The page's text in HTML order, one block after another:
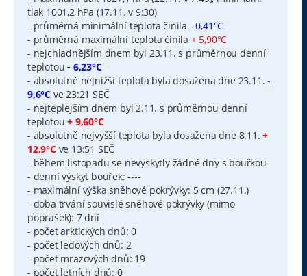
tlak 1001,2 hPa (17.11. v 9:30)
- průměrná minimální teplota činila - 0,41°C
- průměrná maximální teplota činila + 5,90°C
- nejchladnějším dnem byl 23.11. s průměrnou denní
teplotou- 6,23°C
- absolutně nejnižší teplota byla dosažena dne 23.11.-
9,6°C ve 23:21 SEČ
- nejteplejším dnem byl 2.11. s průměrnou denní
teplotou+ 9,60°C
- absolutně nejvyšší teplota byla dosažena dne 8.11.+
12,9°Cve 13:51 SEČ
- během listopadu se nevyskytly žádné dny s bouřkou
- denní výskyt bouřek: ----
- maximální výška sněhové pokrývky: 5 cm (27.11.)
- doba trvání souvislé sněhové pokrývky (mimo
poprašek): 7 dní
- počet arktických dnů: 0
- počet ledových dnů: 2
- počet mrazových dnů: 19
- počet letních dnů: 0